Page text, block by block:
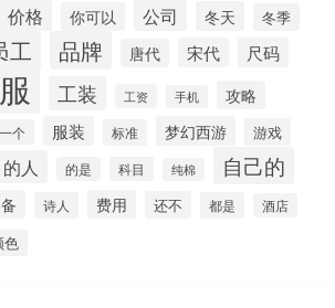
价格 你可以 公司 冬天 冬季
工 品牌 唐代 宋代 尺码
工装 工资 手机 攻略
个 服装 标准 梦幻西游 游戏
的人 的是 科目 纯棉 自己的
诗人 费用 还不 都是 酒店
色